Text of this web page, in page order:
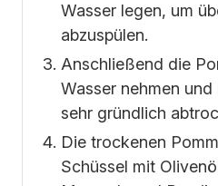
Wasser legen, um
abzuspülen.
Anschließend die
Wasser nehmen
sehr gründlich
Die trockenen
Schüssel mit